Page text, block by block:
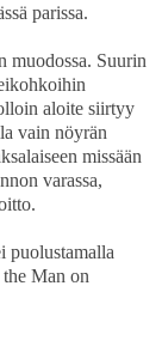
parissa.
muodossa. Suurin
aloite siirtyy
vain nöyrän
missään
varassa,
puolustamalla
Man on